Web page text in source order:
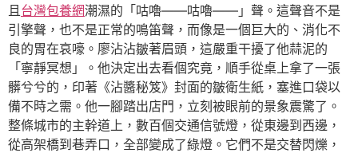
且 台灣包養網潮濕的「咕嚕——咕嚕——」聲。這聲音不是
引擎聲，也不是正常的鳴笛聲，而像是一個巨大的、消化不
良的胃在哀嚎。廖沾沾皺著眉頭，這嚴重干擾了他蒜泥的
「寧靜冥想」。他決定出去看個究竟，順手從桌上拿了一張
髒兮兮的，印著《沾醬秘笈》封面的皺衛生紙，塞進口袋以
備不時之需。他一腳踏出店門，立刻被眼前的景象震驚了。
整條城市的主幹道上，數百個交通信號燈，從東邊到西邊，
從高架橋到巷弄口，全部變成了綠燈。它們不是交替閃爍，